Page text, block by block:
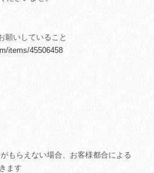
願いしていること
items/45506458
もらえない場合、お客様都合による
ます